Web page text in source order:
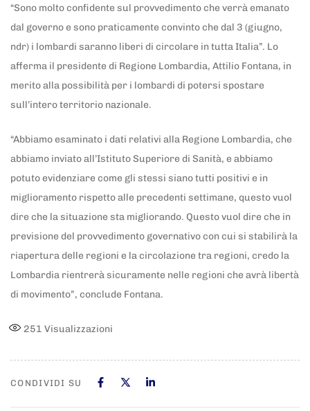
“Sono molto confidente sul provvedimento che verrà emanato
dal governo e sono praticamente convinto che dal 3 (giugno,
ndr) i lombardi saranno liberi di circolare in tutta Italia”. Lo
afferma il presidente di Regione Lombardia, Attilio Fontana, in
merito alla possibilità per i lombardi di potersi spostare
sull’intero territorio nazionale.
“Abbiamo esaminato i dati relativi alla Regione Lombardia, che
abbiamo inviato all’Istituto Superiore di Sanità, e abbiamo
potuto evidenziare come gli stessi siano tutti positivi e in
miglioramento rispetto alle precedenti settimane, questo vuol
dire che la situazione sta migliorando. Questo vuol dire che in
previsione del provvedimento governativo con cui si stabilirà la
riapertura delle regioni e la circolazione tra regioni, credo la
Lombardia rientrerà sicuramente nelle regioni che avrà libertà
di movimento”, conclude Fontana.
251 Visualizzazioni
CONDIVIDI SU